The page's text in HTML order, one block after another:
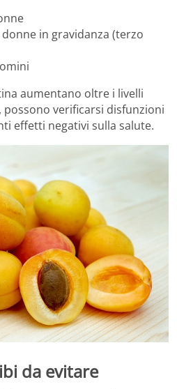
in gravidanza (terzo
aumentano oltre i livelli
verificarsi disfunzioni
effetti negativi sulla salute.
da evitare